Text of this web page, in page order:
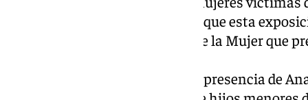
ocupa de minimizar los efectos que esta
servicio del Instituto Andaluz de la Mujer que
El encuentro ha contado con la presencia de